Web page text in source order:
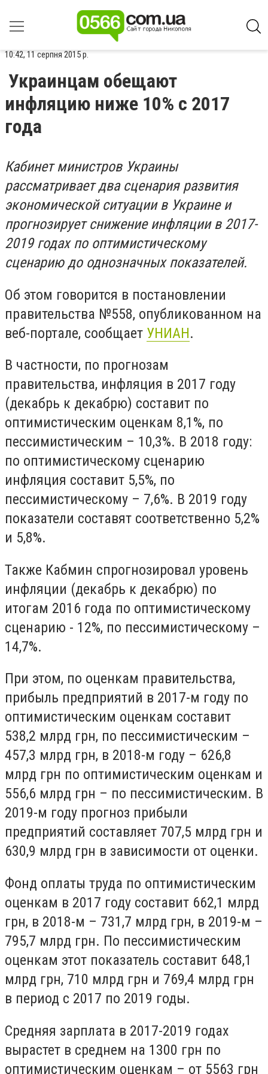
10:42, 11 серпня 2015 р.
Украинцам обещают
инфляцию ниже 10% с 2017
года
Кабинет министров Украины
рассматривает два сценария развития
экономической ситуации в Украине и
прогнозирует снижение инфляции в 2017-
2019 годах по оптимистическому
сценарию до однозначных показателей.
Об этом говорится в постановлении
правительства №558, опубликованном на
веб-портале, сообщает УНИАН.
В частности, по прогнозам
правительства, инфляция в 2017 году
(декабрь к декабрю) составит по
оптимистическим оценкам 8,1%, по
пессимистическим – 10,3%. В 2018 году:
по оптимистическому сценарию
инфляция составит 5,5%, по
пессимистическому – 7,6%. В 2019 году
показатели составят соответственно 5,2%
и 5,8%.
Также Кабмин спрогнозировал уровень
инфляции (декабрь к декабрю) по
итогам 2016 года по оптимистическому
сценарию - 12%, по пессимистическому –
14,7%.
При этом, по оценкам правительства,
прибыль предприятий в 2017-м году по
оптимистическим оценкам составит
538,2 млрд грн, по пессимистическим –
457,3 млрд грн, в 2018-м году – 626,8
млрд грн по оптимистическим оценкам и
556,6 млрд грн – по пессимистическим. В
2019-м году прогноз прибыли
предприятий составляет 707,5 млрд грн и
630,9 млрд грн в зависимости от оценки.
Фонд оплаты труда по оптимистическим
оценкам в 2017 году составит 662,1 млрд
грн, в 2018-м – 731,7 млрд грн, в 2019-м –
795,7 млрд грн. По пессимистическим
оценкам этот показатель составит 648,1
млрд грн, 710 млрд грн и 769,4 млрд грн
в период с 2017 по 2019 годы.
Средняя зарплата в 2017-2019 годах
вырастет в среднем на 1300 грн по
оптимистическим оценкам – от 5563 грн